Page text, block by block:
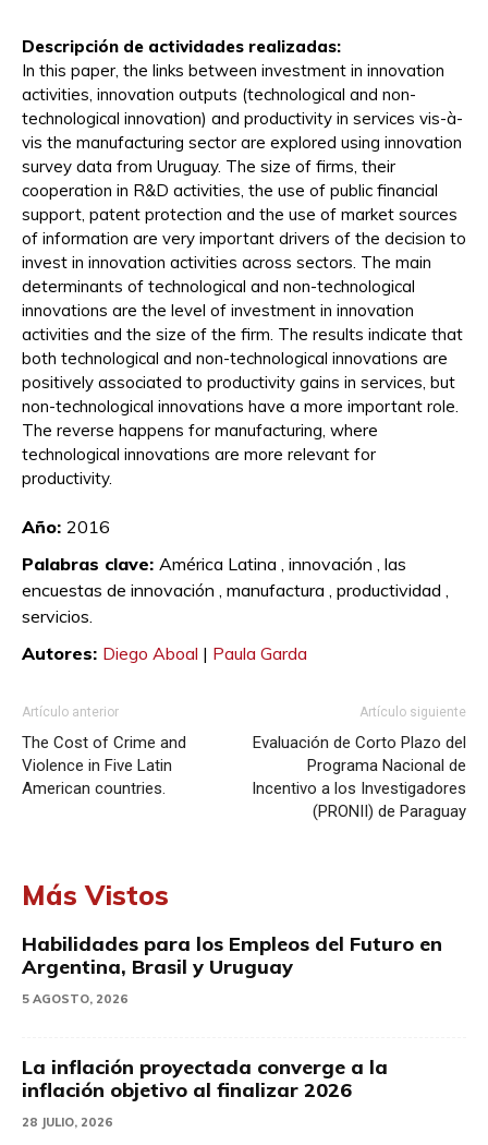
Descripción de actividades realizadas:
In this paper, the links between investment in innovation
activities, innovation outputs (technological and non-
technological innovation) and productivity in services vis-à-
vis the manufacturing sector are explored using innovation
survey data from Uruguay. The size of firms, their
cooperation in R&D activities, the use of public financial
support, patent protection and the use of market sources
of information are very important drivers of the decision to
invest in innovation activities across sectors. The main
determinants of technological and non-technological
innovations are the level of investment in innovation
activities and the size of the firm. The results indicate that
both technological and non-technological innovations are
positively associated to productivity gains in services, but
non-technological innovations have a more important role.
The reverse happens for manufacturing, where
technological innovations are more relevant for
productivity.
Año: 2016
Palabras clave: América Latina , innovación , las
encuestas de innovación , manufactura , productividad ,
servicios.
Autores: Diego Aboal | Paula Garda
Artículo anterior
The Cost of Crime and
Violence in Five Latin
American countries.
Artículo siguiente
Evaluación de Corto Plazo del
Programa Nacional de
Incentivo a los Investigadores
(PRONII) de Paraguay
Más Vistos
Habilidades para los Empleos del Futuro en
Argentina, Brasil y Uruguay
5 AGOSTO, 2026
La inflación proyectada converge a la
inflación objetivo al finalizar 2026
28 JULIO, 2026